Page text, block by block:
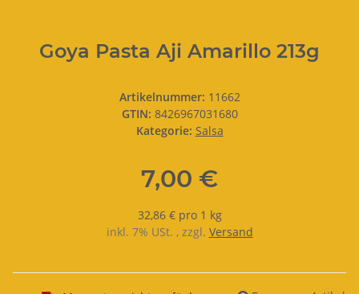
Goya Pasta Aji Amarillo 213g
Artikelnummer: 11662
GTIN: 8426967031680
Kategorie: Salsa
7,00 €
32,86 € pro 1 kg
inkl. 7% USt. , zzgl. Versand